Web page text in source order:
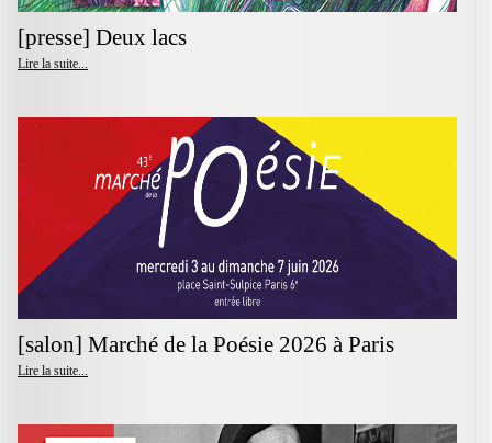
[presse] Deux lacs
Lire la suite...
[salon] Marché de la Poésie 2026 à Paris
Lire la suite...